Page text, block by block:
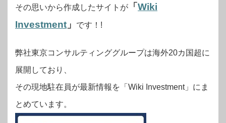
その思いから作成したサイトが 「 Wiki
Investment 」 です！!
弊社東京コンサルティンググループは海外20カ国超に
展開しており、
その現地駐在員が最新情報を「Wiki Investment」にま
とめています。